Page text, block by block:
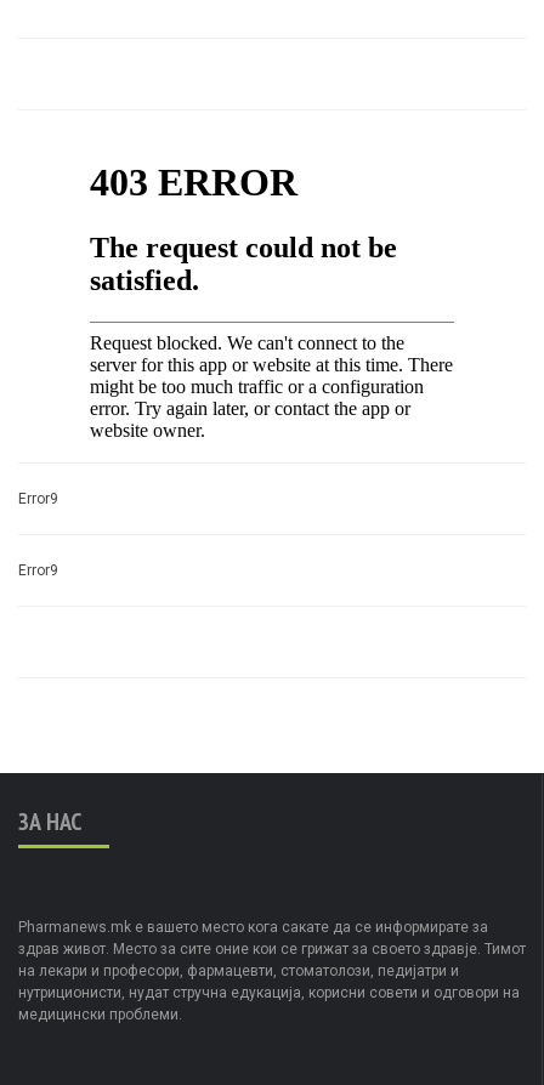
Error9
Error9
ЗА НАС
Pharmanews.mk е вашето место кога сакате да се информирате за
здрав живот. Место за сите оние кои се грижат за своето здравје. Тимот
на лекари и професори, фармацевти, стоматолози, педијатри и
нутриционисти, нудат стручна едукација, корисни совети и одговори на
медицински проблеми.